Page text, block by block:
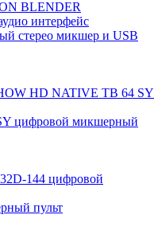
стерео микшер и USB
цифровой микшерный
пульт